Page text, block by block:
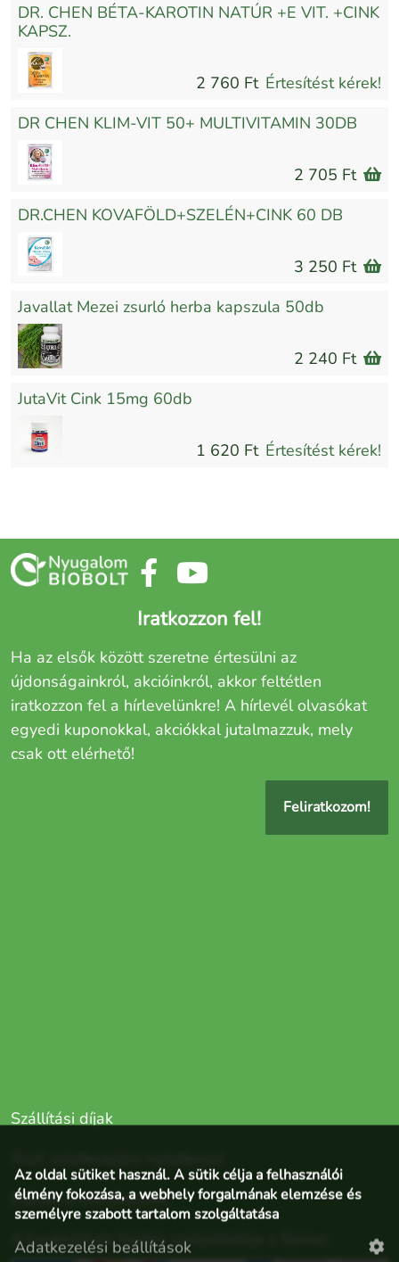
DR. CHEN BÉTA-KAROTIN NATÚR +E VIT. +CINK
KAPSZ.
2 760 Ft Értesítést kérek!
DR CHEN KLIM-VIT 50+ MULTIVITAMIN 30DB
2 705 Ft
DR.CHEN KOVAFÖLD+SZELÉN+CINK 60 DB
3 250 Ft
Javallat Mezei zsurló herba kapszula 50db
2 240 Ft
JutaVit Cink 15mg 60db
1 620 Ft Értesítést kérek!
Szállítási díjak
Elállás a szerződéstől
A bankkártyás fizetés szolgáltatója a Barion
Iratkozzon fel!
Ha az elsők között szeretne értesülni az
újdonságainkról, akcióinkról, akkor feltétlen
iratkozzon fel a hírlevelünkre! A hírlevél olvasókat
egyedi kuponokkal, akciókkal jutalmazzuk, mely
csak ott elérhető!
Feliratkozom!
Az oldal sütiket használ. A sütik célja a felhasználói
élmény fokozása, a webhely forgalmának elemzése és
személyre szabott tartalom szolgáltatása
Adatkezelési beállítások